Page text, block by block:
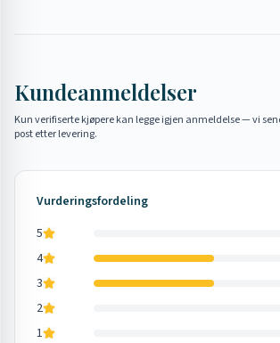
Kundeanmeldelser
Kun verifiserte kjøpere kan legge igjen anmeldelse — vi
post etter levering.
Vurderingsfordeling
5
4
3
2
1